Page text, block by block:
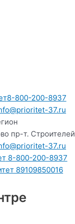
8-800-200-8937
37.ru
пр-т. Строителей
37.ru
8-800-200-8937
89109850016